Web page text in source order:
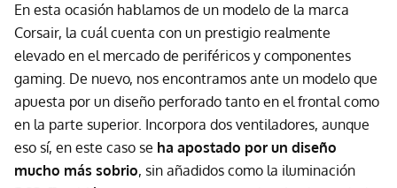
En esta ocasión hablamos de un modelo de la marca
Corsair, la cuál cuenta con un prestigio realmente
elevado en el mercado de periféricos y componentes
gaming. De nuevo, nos encontramos ante un modelo que
apuesta por un diseño perforado tanto en el frontal como
en la parte superior. Incorpora dos ventiladores, aunque
eso sí, en este caso se ha apostado por un diseño
mucho más sobrio, sin añadidos como la iluminación